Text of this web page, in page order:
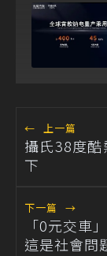
← 上一篇
攝氏38度
下
下一篇 →
「0元交車
這是社會問